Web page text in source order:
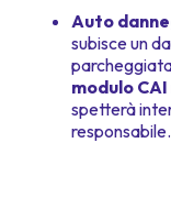
Auto
subisce un
modulo CAI
spetterà
responsabile.